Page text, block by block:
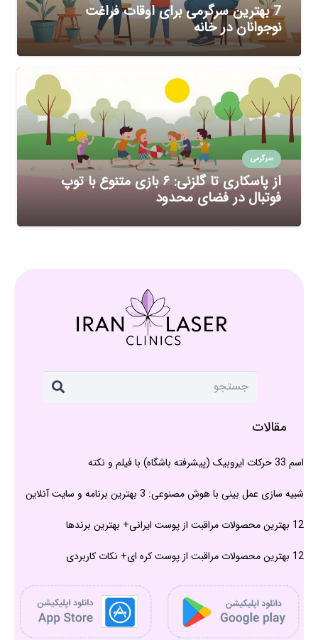
7 بهترین سرگرمی برای اوقات فراغت
نوجوانان در خانه
سرگرمی
از پاسکاری تا گلزنی: ۶ بازی متنوع با توپ
فوتبال در فضای محدود
مقالات
اسم 33 حرکات ایروبیک (پیشرفته باشگاه) با فیلم و نکته
شبیه سازی عمل بینی با هوش مصنوعی: 3 بهترین برنامه و سایت آنلاین
12 بهترین محصولات مراقبت از پوست ایرانی+ بهترین برندها
12 بهترین محصولات مراقبت از پوست کره ای+ نکات کاربردی